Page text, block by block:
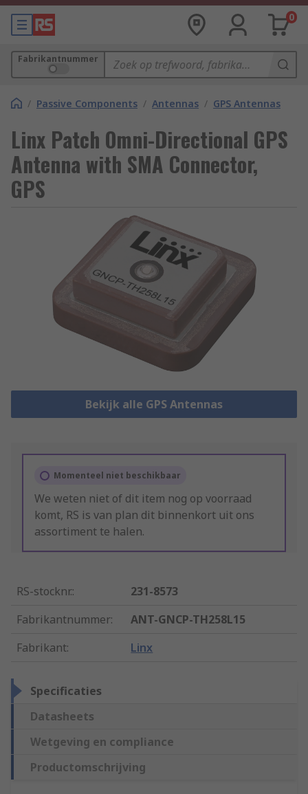
0
Fabrikantnummer
/ Passive Components / Antennas / GPS Antennas
Linx Patch Omni-Directional GPS
Antenna with SMA Connector,
GPS
Bekijk alle GPS Antennas
Momenteel niet beschikbaar
We weten niet of dit item nog op voorraad
komt, RS is van plan dit binnenkort uit ons
assortiment te halen.
RS-stocknr.:
231-8573
Fabrikantnummer:
ANT-GNCP-TH258L15
Fabrikant: Linx
Specificaties
Datasheets
Wetgeving en compliance
Productomschrijving